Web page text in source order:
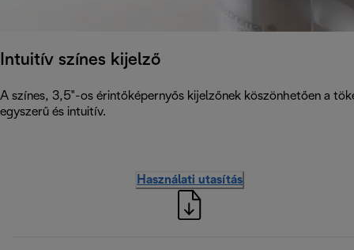
Intuitív színes kijelző
A színes, 3,5"-os érintőképernyős kijelzőnek köszönhetően a
egyszerű és intuitív.
Használati utasítás